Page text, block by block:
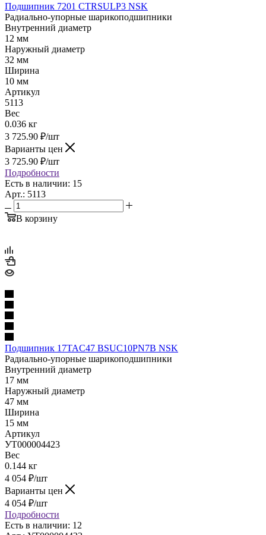
Подшипник 7201 CTRSULP3 NSK
Радиально-упорные шарикоподшипники
Внутренний диаметр
12 мм
Наружный диаметр
32 мм
Ширина
10 мм
Артикул
5113
Вес
0.036 кг
3 725.90 ₽/шт
Варианты цен
3 725.90 ₽/шт
Подробности
Есть в наличии: 15
Арт.: 5113
В корзину
Подшипник 17TAC47 BSUC10PN7B NSK
Радиально-упорные шарикоподшипники
Внутренний диаметр
17 мм
Наружный диаметр
47 мм
Ширина
15 мм
Артикул
УТ000004423
Вес
0.144 кг
4 054 ₽/шт
Варианты цен
4 054 ₽/шт
Подробности
Есть в наличии: 12